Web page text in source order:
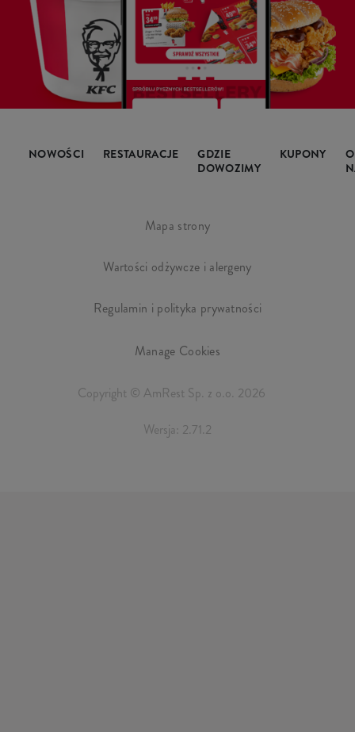
NOWOŚCI RESTAURACJE
GDZIE
DOWOZIMY
KUPONY
O
Mapa strony
Wartości odżywcze i alergeny
Regulamin i polityka prywatności
Manage Cookies
Copyright © AmRest Sp. z o.o. 2026
Wersja: 2.71.2